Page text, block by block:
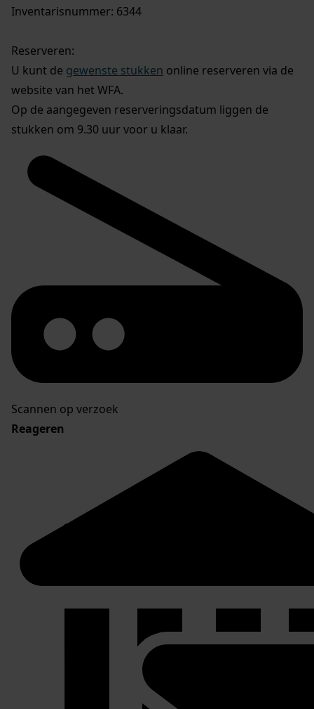
Inventarisnummer: 6344
Reserveren:
U kunt de gewenste stukken online reserveren via de
website van het WFA.
Op de aangegeven reserveringsdatum liggen de
stukken om 9.30 uur voor u klaar.
Scannen op verzoek
Reageren